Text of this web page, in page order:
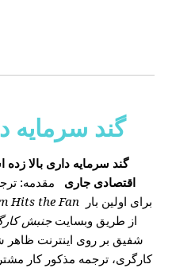
گند سرمایه
گند سرمایه داری بالا
اقتصادی جاری
مقدمه:
Hits the Fan
از طریق وبسایتجنبش
شفیق بر روی اینترنت
کارگری، ترجمه مذکور کار